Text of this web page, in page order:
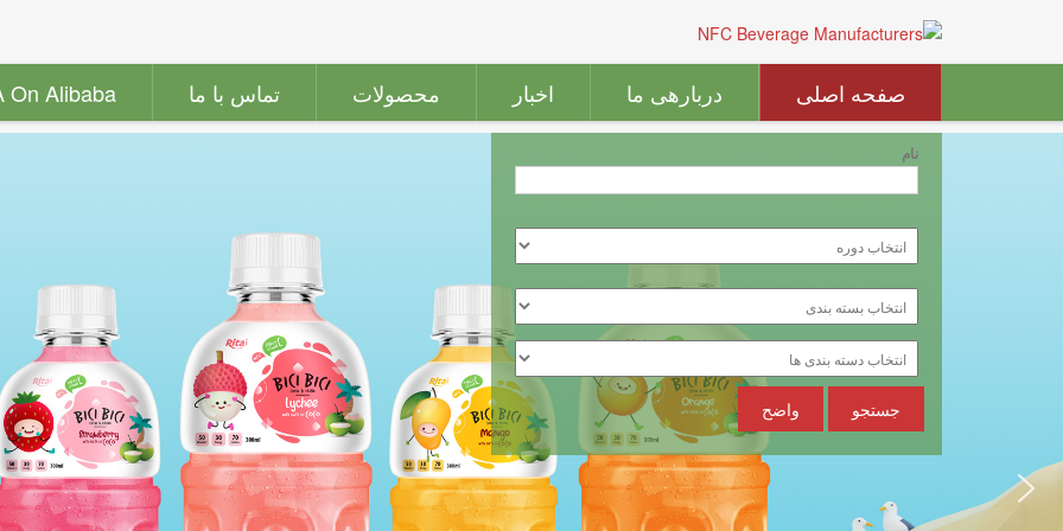
صفحه اصلی دربارهی ما اخبار محصولات تماس با ما On Alibaba
نام
جستجو واضح